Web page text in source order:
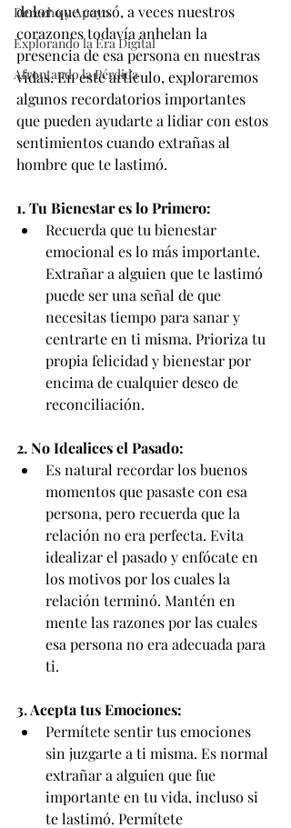
Derecho y Apoyo
Explorando la Era Digital
Afrontando la Pérdida
dolor que causó, a veces nuestros
corazones todavía anhelan la
presencia de esa persona en nuestras
vidas. En este artículo, exploraremos
algunos recordatorios importantes
que pueden ayudarte a lidiar con estos
sentimientos cuando extrañas al
hombre que te lastimó.
1. Tu Bienestar es lo Primero:
Recuerda que tu bienestar
emocional es lo más importante.
Extrañar a alguien que te lastimó
puede ser una señal de que
necesitas tiempo para sanar y
centrarte en ti misma. Prioriza tu
propia felicidad y bienestar por
encima de cualquier deseo de
reconciliación.
2. No Idealices el Pasado:
Es natural recordar los buenos
momentos que pasaste con esa
persona, pero recuerda que la
relación no era perfecta. Evita
idealizar el pasado y enfócate en
los motivos por los cuales la
relación terminó. Mantén en
mente las razones por las cuales
esa persona no era adecuada para
ti.
3. Acepta tus Emociones:
Permítete sentir tus emociones
sin juzgarte a ti misma. Es normal
extrañar a alguien que fue
importante en tu vida, incluso si
te lastimó. Permítete